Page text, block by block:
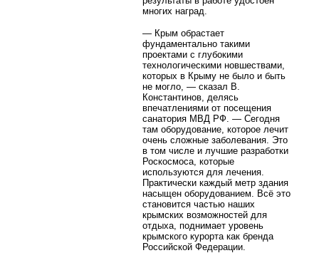
многих наград.
— Крым обрастает
фундаментально такими
проектами с глубокими
технологическими новшествами,
которых в Крыму не было и быть
не могло, — сказал В.
Константинов, делясь
впечатлениями от посещения
санатория МВД РФ. — Сегодня
там оборудование, которое лечит
очень сложные заболевания. Это
в том числе и лучшие разработки
Роскосмоса, которые
используются для лечения.
Практически каждый метр здания
насыщен оборудованием. Всё это
становится частью наших
крымских возможностей для
отдыха, поднимает уровень
крымского курорта как бренда
Российской Федерации.